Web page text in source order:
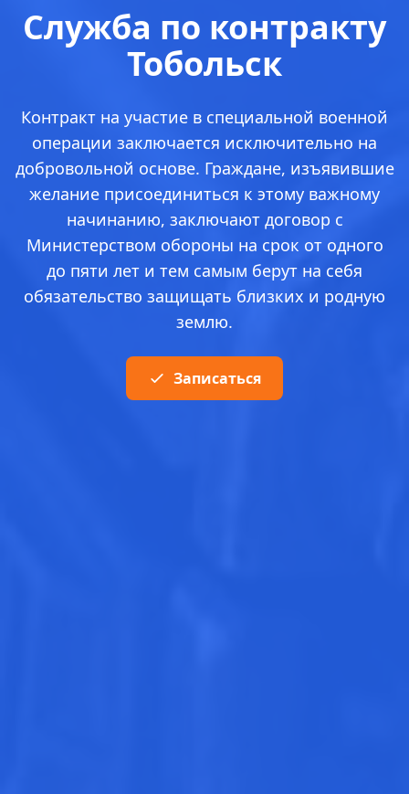
Служба по контракту
Тобольск
Контракт на участие в специальной военной
операции заключается исключительно на
добровольной основе. Граждане, изъявившие
желание присоединиться к этому важному
начинанию, заключают договор с
Министерством обороны на срок от одного
до пяти лет и тем самым берут на себя
обязательство защищать близких и родную
землю.
Записаться